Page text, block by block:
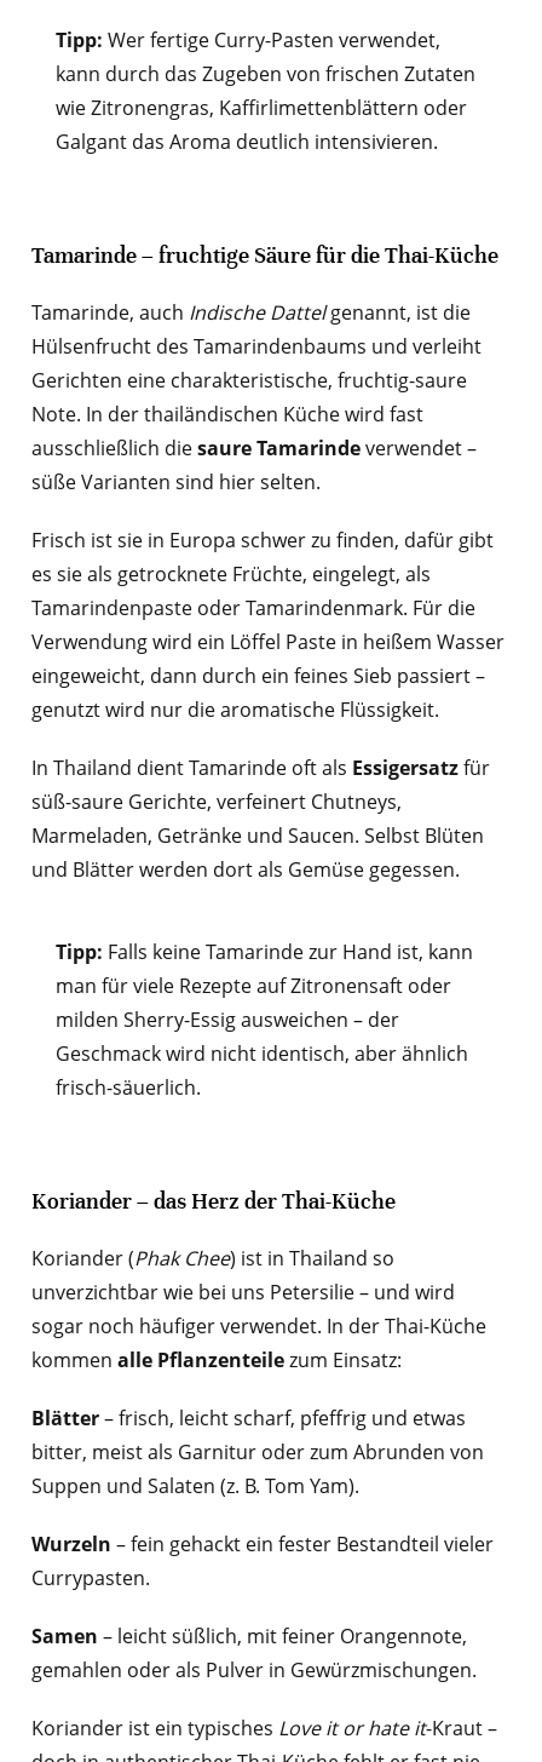
Tipp: Wer fertige Curry-Pasten verwendet,
kann durch das Zugeben von frischen Zutaten
wie Zitronengras, Kaffirlimettenblättern oder
Galgant das Aroma deutlich intensivieren.
Tamarinde – fruchtige Säure für die Thai-Küche
Tamarinde, auch Indische Dattelgenannt, ist die
Hülsenfrucht des Tamarindenbaums und verleiht
Gerichten eine charakteristische, fruchtig-saure
Note. In der thailändischen Küche wird fast
ausschließlich diesaure Tamarindeverwendet –
süße Varianten sind hier selten.
Frisch ist sie in Europa schwer zu finden, dafür gibt
es sie als getrocknete Früchte, eingelegt, als
Tamarindenpaste oder Tamarindenmark. Für die
Verwendung wird ein Löffel Paste in heißem Wasser
eingeweicht, dann durch ein feines Sieb passiert –
genutzt wird nur die aromatische Flüssigkeit.
In Thailand dient Tamarinde oft als Essigersatzfür
süß-saure Gerichte, verfeinert Chutneys,
Marmeladen, Getränke und Saucen. Selbst Blüten
und Blätter werden dort als Gemüse gegessen.
Tipp: Falls keine Tamarinde zur Hand ist, kann
man für viele Rezepte auf Zitronensaft oder
milden Sherry-Essig ausweichen – der
Geschmack wird nicht identisch, aber ähnlich
frisch-säuerlich.
Koriander – das Herz der Thai-Küche
Koriander (Phak Chee) ist in Thailand so
unverzichtbar wie bei uns Petersilie – und wird
sogar noch häufiger verwendet. In der Thai-Küche
kommen alle Pflanzenteilezum Einsatz:
Blätter– frisch, leicht scharf, pfeffrig und etwas
bitter, meist als Garnitur oder zum Abrunden von
Suppen und Salaten (z. B. Tom Yam).
Wurzeln – fein gehackt ein fester Bestandteil vieler
Currypasten.
Samen – leicht süßlich, mit feiner Orangennote,
gemahlen oder als Pulver in Gewürzmischungen.
Koriander ist ein typisches Love it or hate it-Kraut –